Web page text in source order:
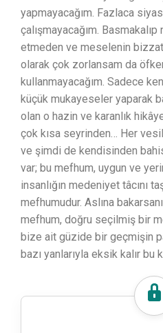
yapmayacağım. Fazlaca
çalışmayacağım.
etmeden ve meselenin
olarak çok zorlansam da
kullanmayacağım. Sadece
küçük mukayeseler yaparak
olan o hazin ve karanlık
çok kısa seyrinden… Her
ve şimdi de kendisinden
var; bu mefhum, uygun ve
insanlığın medeniyet tâcını
mefhumudur. Aslına
mefhum, doğru seçilmiş bir
bize ait güzide bir geçmişin
bazı yanlarıyla eksik kalır bu